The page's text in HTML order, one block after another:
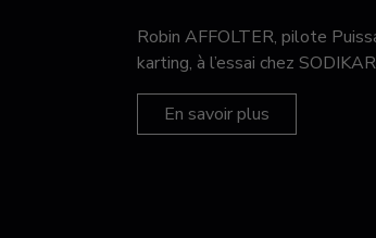
Robin AFFOLTER, pilote
karting, à l’essai chez
En savoir plus